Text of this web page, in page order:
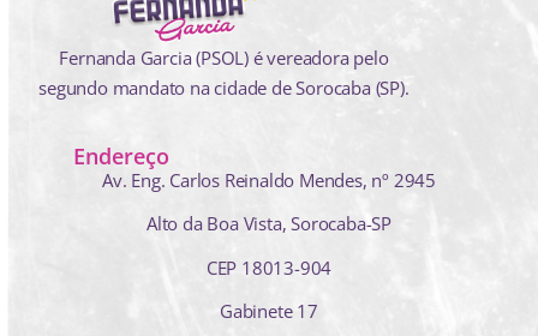
Fernanda Garcia (PSOL) é vereadora pelo
segundo mandato na cidade de Sorocaba (SP).
Endereço
Av. Eng. Carlos Reinaldo Mendes, nº 2945
Alto da Boa Vista, Sorocaba-SP
CEP 18013-904
Gabinete 17